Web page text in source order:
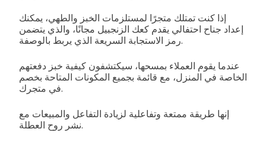
إذا كنت تمتلك متجرًا لمستلزمات الخبز والطهي، يمكنك
إعداد جناح احتفالي يقدم كعك الزنجبيل مجانًا، والذي يتضمن
رمز الاستجابة السريعة الذي يربط بالوصفة.
عندما يقوم العملاء بمسحها، سيكتشفون كيفية خبز دفعتهم
الخاصة في المنزل، مع قائمة بجميع المكونات المتاحة بخصم
في متجرك.
إنها طريقة ممتعة وتفاعلية لزيادة التفاعل والمبيعات مع
نشر روح العطلة.